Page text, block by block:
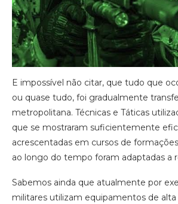
E impossível não citar, que tudo que
ou quase tudo, foi gradualmente
metropolitana. Técnicas e Táticas
que se mostraram suficientemente
acrescentadas em cursos de
ao longo do tempo foram adaptadas a
Sabemos ainda que atualmente por
militares utilizam equipamentos de